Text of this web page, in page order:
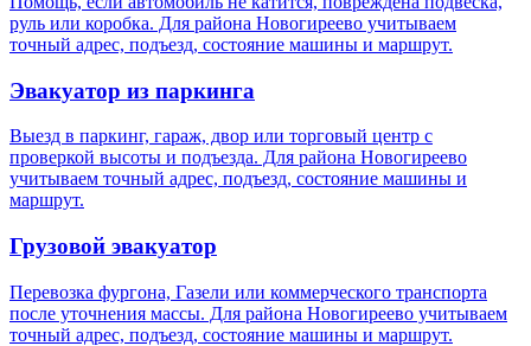
руль или коробка. Для района Новогиреево учитываем
точный адрес, подъезд, состояние машины и маршрут.
Эвакуатор из паркинга
Выезд в паркинг, гараж, двор или торговый центр с
проверкой высоты и подъезда. Для района Новогиреево
учитываем точный адрес, подъезд, состояние машины и
маршрут.
Грузовой эвакуатор
Перевозка фургона, Газели или коммерческого транспорта
после уточнения массы. Для района Новогиреево учитываем
точный адрес, подъезд, состояние машины и маршрут.